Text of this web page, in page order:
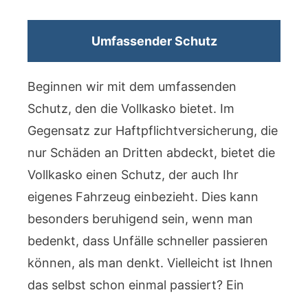
Umfassender Schutz
Beginnen wir mit dem umfassenden
Schutz, den die Vollkasko bietet. Im
Gegensatz zur Haftpflichtversicherung, die
nur Schäden an Dritten abdeckt, bietet die
Vollkasko einen Schutz, der auch Ihr
eigenes Fahrzeug einbezieht. Dies kann
besonders beruhigend sein, wenn man
bedenkt, dass Unfälle schneller passieren
können, als man denkt. Vielleicht ist Ihnen
das selbst schon einmal passiert? Ein